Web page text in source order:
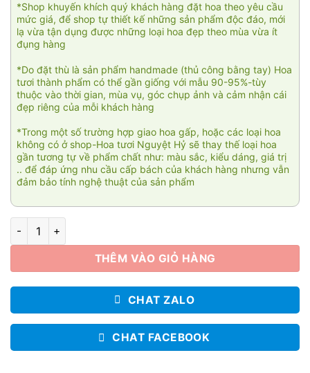
*Shop khuyến khích quý khách hàng đặt hoa theo yêu cầu
mức giá, để shop tự thiết kế những sản phẩm độc đáo, mới
lạ vừa tận dụng được những loại hoa đẹp theo mùa vừa ít
đụng hàng
*Do đặt thù là sản phẩm handmade (thủ công bằng tay) Hoa
tươi thành phẩm có thể gần giống với mẫu 90-95%-tùy
thuộc vào thời gian, mùa vụ, góc chụp ảnh và cảm nhận cái
đẹp riêng của mỗi khách hàng
*Trong một số trường hợp giao hoa gấp, hoặc các loại hoa
không có ở shop-Hoa tươi Nguyệt Hỷ sẽ thay thế loại hoa
gần tương tự về phẩm chất như: màu sắc, kiểu dáng, giá trị
.. để đáp ứng nhu cầu cấp bách của khách hàng nhưng vẫn
đảm bảo tính nghệ thuật của sản phẩm
Hạnh phúc tròn đầy số lượng
THÊM VÀO GIỎ HÀNG
CHAT ZALO
CHAT FACEBOOK